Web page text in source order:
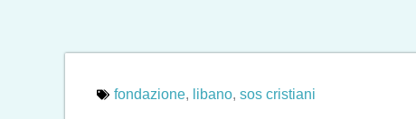
fondazione, libano, sos cristiani